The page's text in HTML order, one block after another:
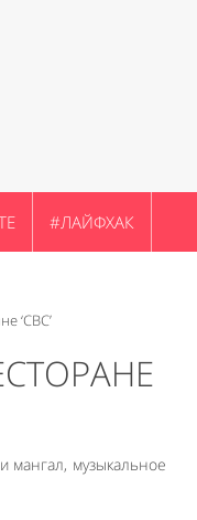
#ЛАЙФХАК
‘СВС’
мангал, музыкальное